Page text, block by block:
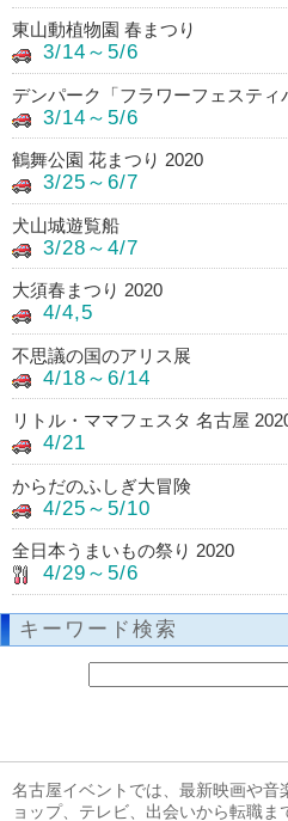
東山動植物園 春まつり
3/14～5/6
デンパーク「フラワーフェスティ
3/14～5/6
鶴舞公園 花まつり 2020
3/25～6/7
犬山城遊覧船
3/28～4/7
大須春まつり 2020
4/4,5
不思議の国のアリス展
4/18～6/14
リトル・ママフェスタ 名古屋
4/21
からだのふしぎ大冒険
4/25～5/10
全日本うまいもの祭り 2020
4/29～5/6
キーワード検索
名古屋イベントでは、最新映画や音
ョップ、テレビ、出会いから転職